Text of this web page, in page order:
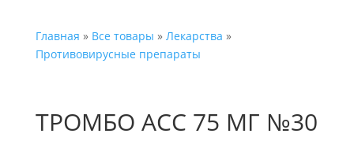
Главная » Все товары » Лекарства »
Противовирусные препараты
ТРОМБО АСС 75 МГ №30